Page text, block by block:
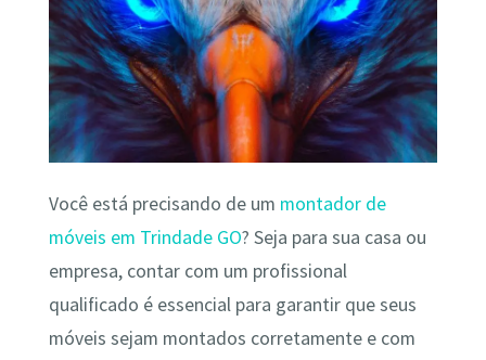
Você está precisando de um montador de
móveis em Trindade GO? Seja para sua casa ou
empresa, contar com um profissional
qualificado é essencial para garantir que seus
móveis sejam montados corretamente e com